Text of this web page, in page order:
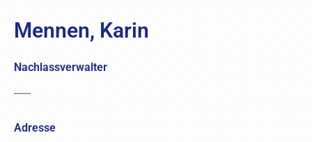
Mennen, Karin
Nachlassverwalter
------
Adresse